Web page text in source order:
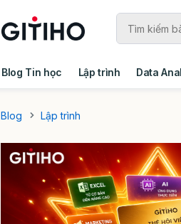
Blog Tin học Lập trình Data
Blog
Lập trình